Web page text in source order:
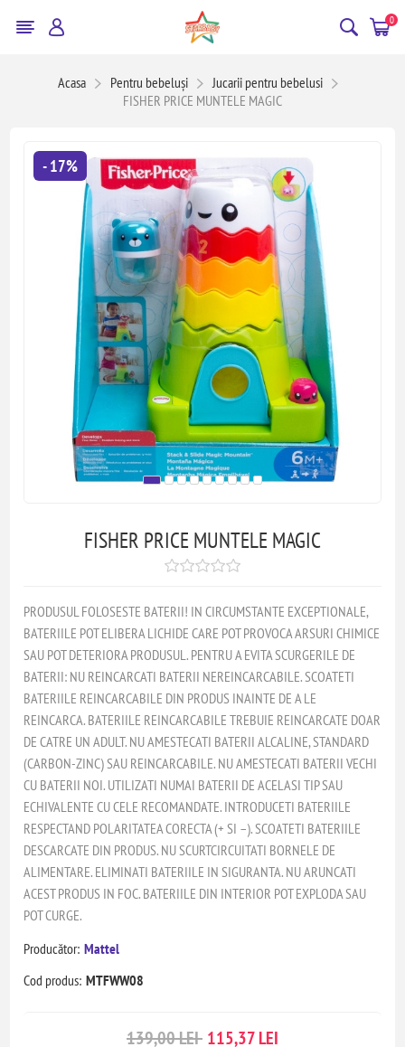
0
Acasa Pentru bebeluși
Jucarii pentru bebelusi
FISHER PRICE MUNTELE MAGIC
- 17%
FISHER PRICE MUNTELE MAGIC
PRODUSUL FOLOSESTE BATERII! IN CIRCUMSTANTE EXCEPTIONALE,
BATERIILE POT ELIBERA LICHIDE CARE POT PROVOCA ARSURI CHIMICE
SAU POT DETERIORA PRODUSUL. PENTRU A EVITA SCURGERILE DE
BATERII: NU REINCARCATI BATERII NEREINCARCABILE. SCOATETI
BATERIILE REINCARCABILE DIN PRODUS INAINTE DE A LE
REINCARCA. BATERIILE REINCARCABILE TREBUIE REINCARCATE DOAR
DE CATRE UN ADULT. NU AMESTECATI BATERII ALCALINE, STANDARD
(CARBON-ZINC) SAU REINCARCABILE. NU AMESTECATI BATERII VECHI
CU BATERII NOI. UTILIZATI NUMAI BATERII DE ACELASI TIP SAU
ECHIVALENTE CU CELE RECOMANDATE. INTRODUCETI BATERIILE
RESPECTAND POLARITATEA CORECTA (+ SI –). SCOATETI BATERIILE
DESCARCATE DIN PRODUS. NU SCURTCIRCUITATI BORNELE DE
ALIMENTARE. ELIMINATI BATERIILE IN SIGURANTA. NU ARUNCATI
ACEST PRODUS IN FOC. BATERIILE DIN INTERIOR POT EXPLODA SAU
POT CURGE.
Producător: Mattel
Cod produs: MTFWW08
139,00 LEI 115,37 LEI